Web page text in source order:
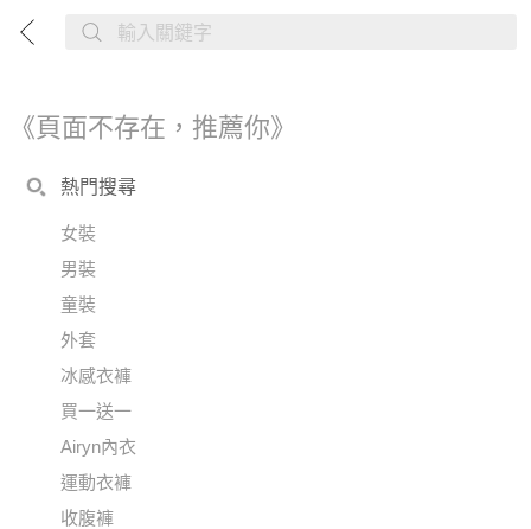
《頁面不存在，推薦你》
熱門搜尋
女裝
男裝
童裝
外套
冰感衣褲
買一送一
Airyn內衣
運動衣褲
收腹褲